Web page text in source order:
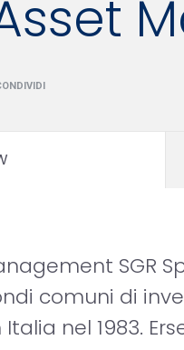
SGR
comuni di
nel 1983.